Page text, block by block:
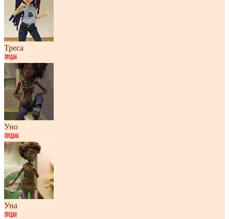
Треса
Уно
Уна